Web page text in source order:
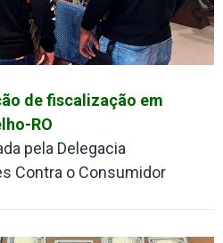
de fiscalização em
RO
pela Delegacia
Contra o Consumidor